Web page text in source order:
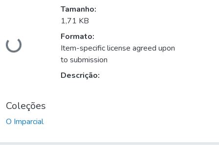
Carregando...
Tamanho:
1,71 KB
Formato:
Item-specific license agreed upon
to submission
Descrição:
Coleções
O Imparcial